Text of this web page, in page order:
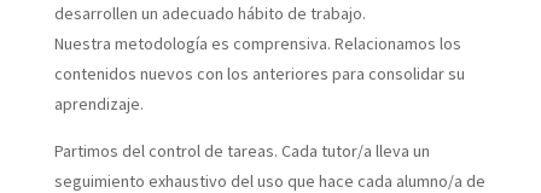
desarrollen un adecuado hábito de trabajo.
Nuestra metodología es comprensiva. Relacionamos los
contenidos nuevos con los anteriores para consolidar su
aprendizaje.
Partimos delcontrol de tareas. Cada tutor/a lleva un
seguimiento exhaustivo del uso que hace cada alumno/a de